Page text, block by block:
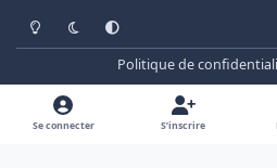
Light ModeDark ModeSystem Preference
Politique de
www.cheminots.net -
Powered by
Invision
Se connecter S’inscrire